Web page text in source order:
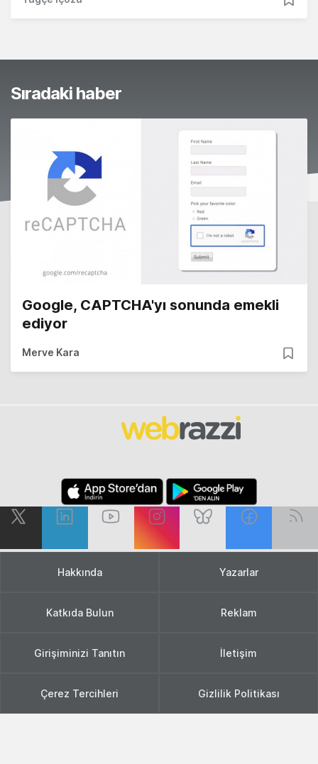
Sıradaki haber
Google, CAPTCHA'yı sonunda emekli
ediyor
Merve Kara
Hakkında Yazarlar
Katkıda Bulun Reklam
Girişiminizi Tanıtın İletişim
Çerez Tercihleri Gizlilik Politikası